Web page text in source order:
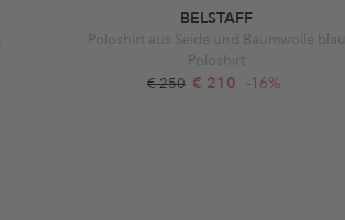
BELSTAFF
Poloshirt aus Seide und Baumwolle blau
Poloshirt
€ 250 € 210 -16%